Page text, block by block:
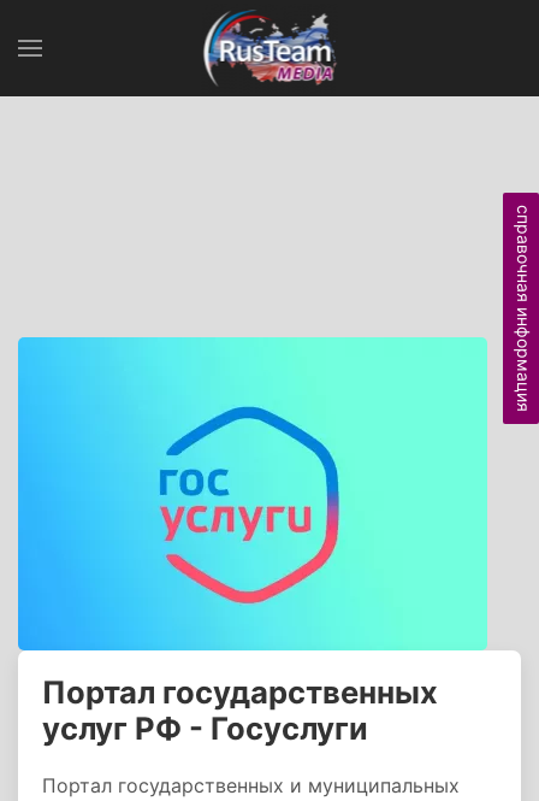
Портал государственных
услуг РФ - Госуслуги
Портал государственных и муниципальных
справочная информация